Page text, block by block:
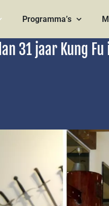
Programma’s
31 jaar Kung